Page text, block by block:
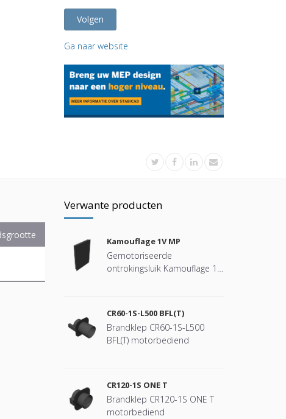
Volgen
Ga naar website
Verwante producten
Kamouflage 1V MP
Gemotoriseerde
ontrokingsluik Kamouflage 1V
CR60-1S-L500 BFL(T)
Brandklep CR60-1S-L500
BFL(T) motorbediend
CR120-1S ONE T
Brandklep CR120-1S ONE T
motorbediend